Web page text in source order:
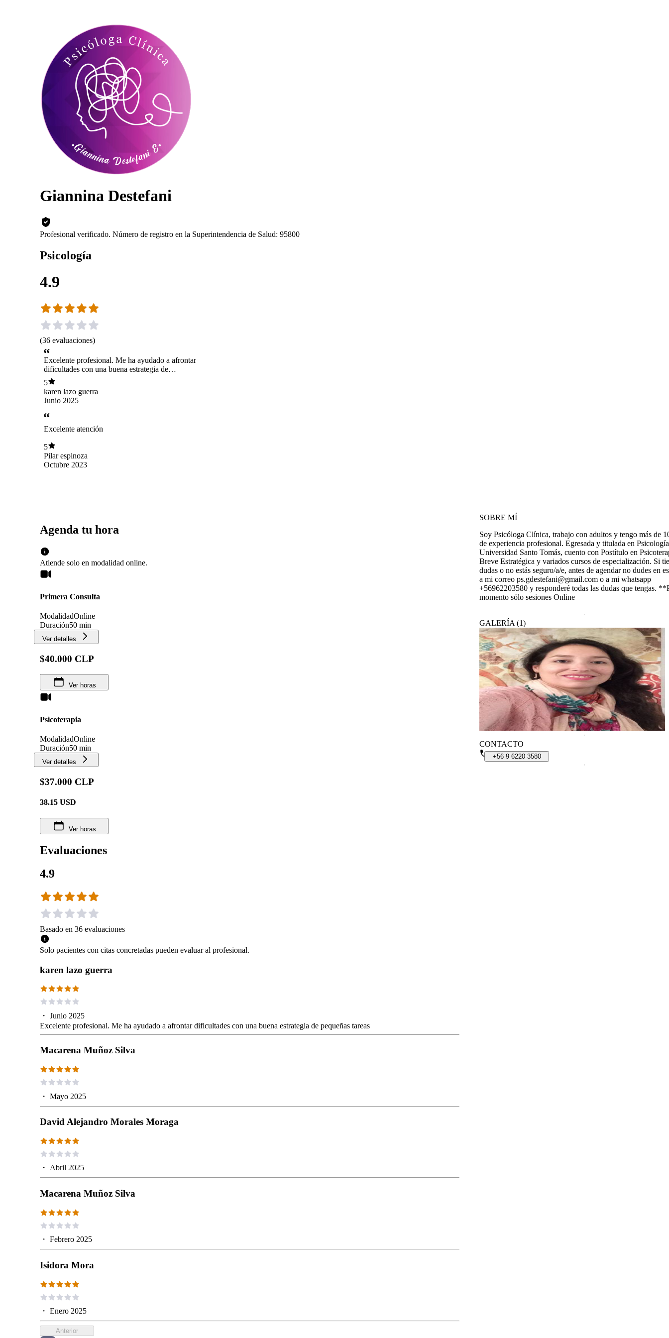
Giannina Destefani
Profesional verificado. Número de registro en la Superintendencia de Salud: 95800
Psicología
4.9
(36 evaluaciones)
Excelente profesional. Me ha ayudado a afrontar
dificultades con una buena estrategia de
pequeñas tareas
5
karen lazo guerra
Junio 2025
Excelente atención
5
Pilar espinoza
Octubre 2023
Agenda tu hora
Atiende solo en modalidad online.
Primera Consulta
ModalidadOnline
Duración50 min
Ver detalles
$40.000 CLP
Ver horas
Psicoterapia
ModalidadOnline
Duración50 min
Ver detalles
$37.000 CLP
38.15 USD
Ver horas
Evaluaciones
4.9
Basado en 36 evaluaciones
Solo pacientes con citas concretadas pueden evaluar al profesional.
karen lazo guerra
・ Junio 2025
Excelente profesional. Me ha ayudado a afrontar dificultades con una buena estrategia de pequeñas tareas
Macarena Muñoz Silva
・ Mayo 2025
David Alejandro Morales Moraga
・ Abril 2025
Macarena Muñoz Silva
・ Febrero 2025
Isidora Mora
・ Enero 2025
Anterior
SOBRE MÍ
Soy Psicóloga Clínica, trabajo con adultos y tengo más de
de experiencia profesional. Egresada y titulada en
Universidad Santo Tomás, cuento con Postítulo en
Breve Estratégica y variados cursos de especialización. Si
dudas o no estás seguro/a/e, antes de agendar no dudes en
a mi correo ps.gdestefani@gmail.com o a mi whatsapp
+56962203580 y responderé todas las dudas que tengas.
momento sólo sesiones Online
GALERÍA (1)
CONTACTO
+56 9 6220 3580